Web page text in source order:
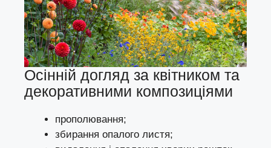
Осінній догляд за квітником та
декоративними композиціями
прополювання;
збирання опалого листя;